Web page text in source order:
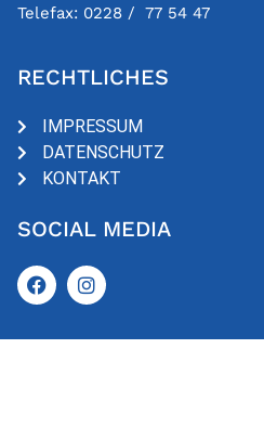
Telefax: 0228 / 77 54 47
RECHTLICHES
IMPRESSUM
DATENSCHUTZ
KONTAKT
SOCIAL MEDIA